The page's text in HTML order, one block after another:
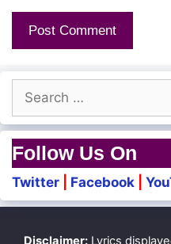
Mazhai thooral poduma
Kulir Kaalam aaguma
Unna paakum Antha neram
Mazhai thooral poduma
Search
for:
Follow Us On
Twitter Facebook
Disclaimer: Lyrics